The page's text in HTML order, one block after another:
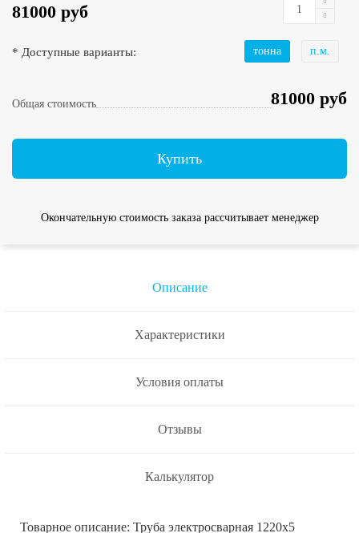
81000 руб
* Доступные варианты: тонна п.м.
Общая стоимость 81000 руб
Купить
Окончательную стоимость заказа рассчитывает менеджер
Описание
Характеристики
Условия оплаты
Отзывы
Калькулятор
Товарное описание: Труба электросварная 1220х5